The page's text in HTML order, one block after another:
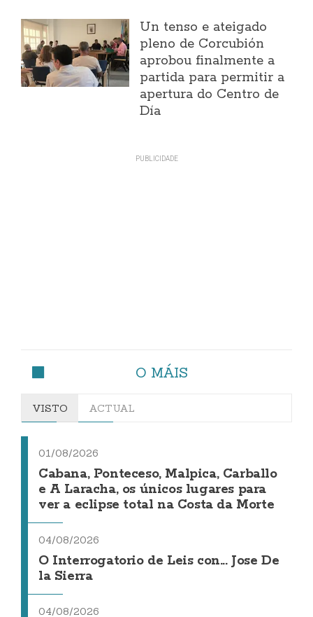
Un tenso e ateigado
pleno de Corcubión
aprobou finalmente a
partida para permitir a
apertura do Centro de
Día
O MÁIS
VISTO ACTUAL
01/08/2026
Cabana, Ponteceso, Malpica, Carballo
e A Laracha, os únicos lugares para
ver a eclipse total na Costa da Morte
04/08/2026
O Interrogatorio de Leis con... Jose De
la Sierra
04/08/2026